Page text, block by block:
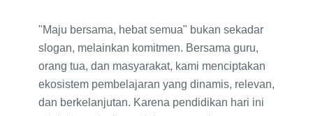
"Maju bersama, hebat semua" bukan sekadar
slogan, melainkan komitmen. Bersama guru,
orang tua, dan masyarakat, kami menciptakan
ekosistem pembelajaran yang dinamis, relevan,
dan berkelanjutan. Karena pendidikan hari ini